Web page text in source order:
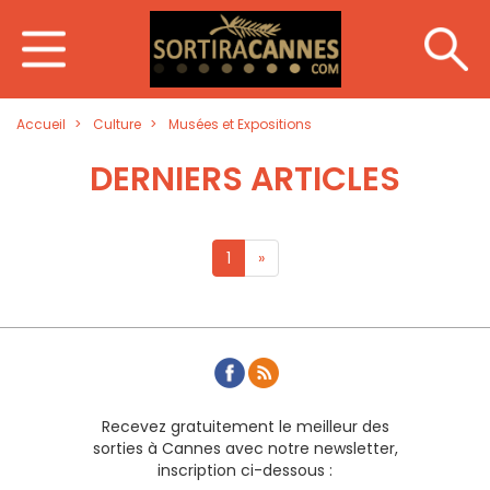
Accueil Culture Musées et Expositions
DERNIERS ARTICLES
1 »
Recevez gratuitement le meilleur des
sorties à Cannes avec notre newsletter,
inscription ci-dessous :